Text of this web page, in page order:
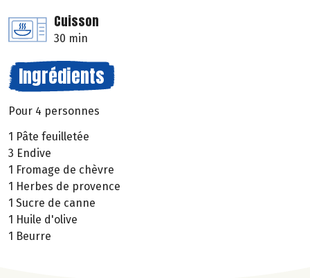
Cuisson
30 min
Ingrédients
Pour 4 personnes
1 Pâte feuilletée
3 Endive
1 Fromage de chèvre
1 Herbes de provence
1 Sucre de canne
1 Huile d'olive
1 Beurre